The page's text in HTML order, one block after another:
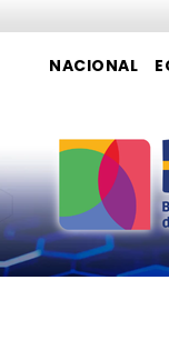
NACIONAL